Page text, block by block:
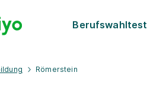
Berufswahltest
Römerstein